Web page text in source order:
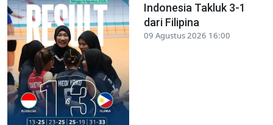
Indonesia Takluk 3-1
dari Filipina
09 Agustus 2026 16:00